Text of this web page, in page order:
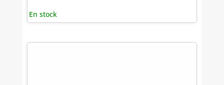
En stock